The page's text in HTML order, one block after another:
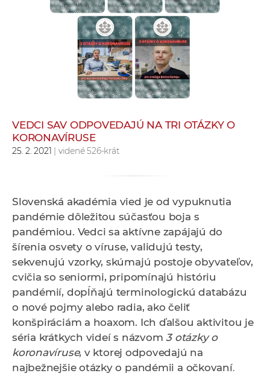
n
c
r
c
v
k
VEDCI SAV ODPOVEDAJÚ NA TRI OTÁZKY O
KORONAVÍRUSE
25. 2. 2021 | videné 526-krát
Slovenská akadémia vied je od vypuknutia
pandémie dôležitou súčasťou boja s
pandémiou. Vedci sa aktívne zapájajú do
šírenia osvety o víruse, validujú testy,
sekvenujú vzorky, skúmajú postoje obyvateľov,
cvičia so seniormi, pripomínajú históriu
pandémií, dopĺňajú terminologickú databázu
o nové pojmy alebo radia, ako čeliť
konšpiráciám a hoaxom. Ich ďalšou aktivitou je
séria krátkych videí s názvom3 otázky o
koronavíruse, v ktorej odpovedajú na
najbežnejšie otázky o pandémii a očkovaní.